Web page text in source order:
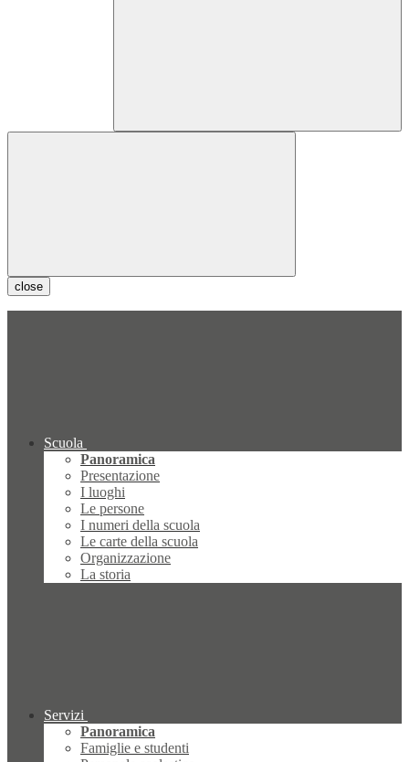
close
Scuola
Panoramica
Presentazione
I luoghi
Le persone
I numeri della scuola
Le carte della scuola
Organizzazione
La storia
Servizi
Panoramica
Famiglie e studenti